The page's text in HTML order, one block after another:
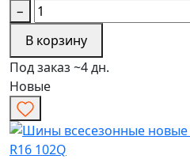
−
В корзину
Под заказ ~4 дн.
Новые